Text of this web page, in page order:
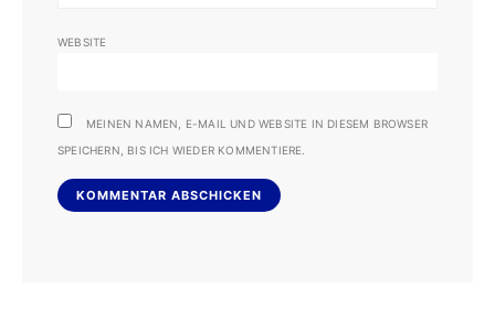
WEBSITE
MEINEN NAMEN, E-MAIL UND WEBSITE IN DIESEM BROWSER
SPEICHERN, BIS ICH WIEDER KOMMENTIERE.